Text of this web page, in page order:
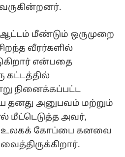
வருகின்றனர்.
மீண்டும் ஒருமுறை
வீரர்களில்
என்பதை
கட்டத்தில்
நினைக்கப்பட்ட
தனது அனுபவம் மற்றும்
மீட்டெடுத்த அவர்,
உலகக் கோப்பை கனவை